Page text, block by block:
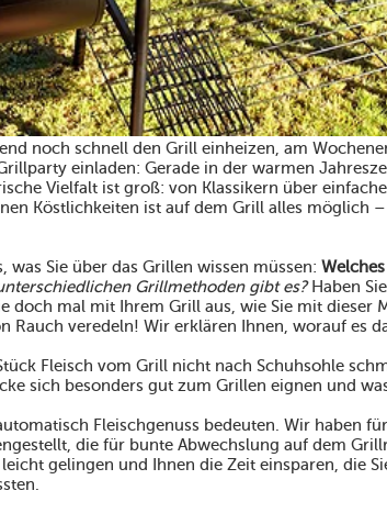
noch schnell den Grill einheizen, am
einladen: Gerade in der warmen
Vielfalt ist groß: von Klassikern über
Köstlichkeiten ist auf dem Grill alles möglich
was Sie über das Grillen wissen müssen:
Grillmethoden gibt es? Haben
doch mal mit Ihrem Grill aus, wie Sie mit dieser
Rauch veredeln! Wir erklären Ihnen, worauf es
Fleisch vom Grill nicht nach Schuhsohle
sich besonders gut zum Grillen eignen und
Fleischgenuss bedeuten. Wir haben
die für bunte Abwechslung auf dem
gelingen und Ihnen die Zeit einsparen, die